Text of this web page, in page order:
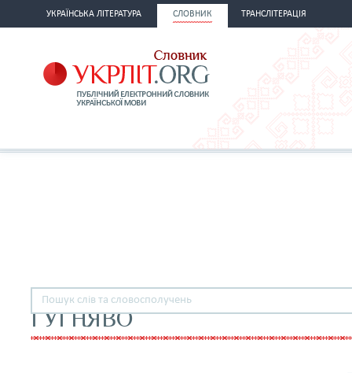
УКРАЇНСЬКА ЛІТЕРАТУРА СЛОВНИК ТРАНСЛІТЕРАЦІЯ
ГУГНЯВО